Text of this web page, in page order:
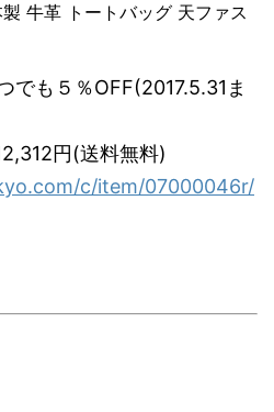
牛革 トートバッグ 天ファス
も５％OFF(2017.5.31ま
円(送料無料)
c/item/07000046r/